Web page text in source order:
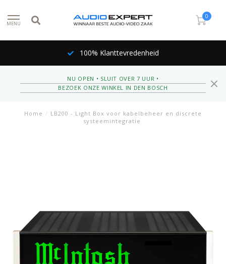
MENU
0
100% Klanttevredenheid
NU OPEN • SLUIT OVER 7 UUR •
BEZOEK ONZE WINKEL IN DEN BOSCH
Home / LB200 - Light Box voor kabelbeheer en discrete
systeemintegratie